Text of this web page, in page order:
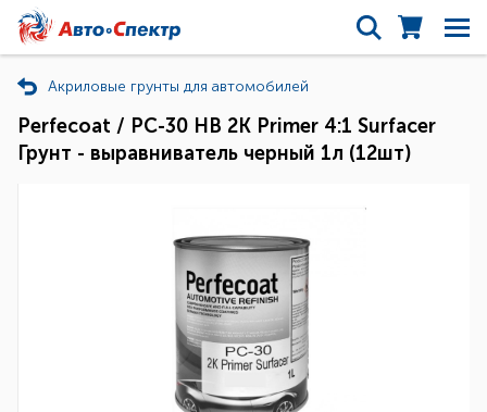
Акриловые грунты для автомобилей
Perfecoat / PC-30 HB 2K Primer 4:1 Surfacer
Грунт - выравниватель черный 1л (12шт)